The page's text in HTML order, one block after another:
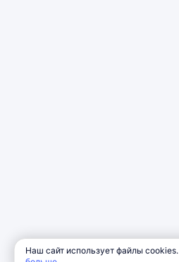
Наш сайт использует файлы cookies.